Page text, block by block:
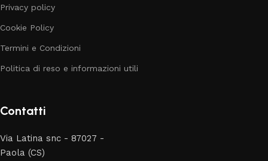
Privacy policy
Cookie Policy
Termini e Condizioni
Politica di reso e informazioni utili
Contatti
Via Latina snc - 87027 -
Paola (CS)